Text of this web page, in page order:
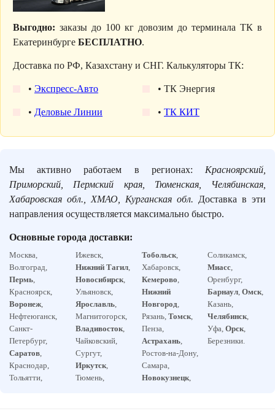
Выгодно: заказы до 100 кг довозим до терминала ТК в
Екатеринбурге БЕСПЛАТНО.
Доставка по РФ, Казахстану и СНГ. Калькуляторы ТК:
• Экспресс-Авто
• Деловые Линии
• ТК Энергия
• ТК КИТ
Мы активно работаем в регионах: Красноярский,
Приморский, Пермский края, Тюменская, Челябинская,
Хабаровская обл., ХМАО, Курганская обл. Доставка в эти
направления осуществляется максимально быстро.
Основные города доставки:
Москва,
Волгоград,
Пермь,
Красноярск,
Воронеж,
Нефтеюганск,
Санкт-
Петербург,
Саратов,
Краснодар,
Тольятти,
Ижевск,
Нижний Тагил,
Новосибирск,
Ульяновск,
Ярославль,
Магнитогорск,
Владивосток,
Чайковский,
Сургут,
Иркутск,
Тюмень,
Тобольск,
Хабаровск,
Кемерово,
Нижний
Новгород,
Рязань, Томск,
Пенза,
Астрахань,
Ростов-на-Дону,
Самара,
Новокузнецк,
Соликамск,
Миасс,
Оренбург,
Барнаул,Омск,
Казань,
Челябинск,
Уфа,Орск,
Березники.